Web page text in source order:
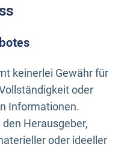
keinerlei Gewähr für
oder
Informationen.
Herausgeber,
oder ideeller